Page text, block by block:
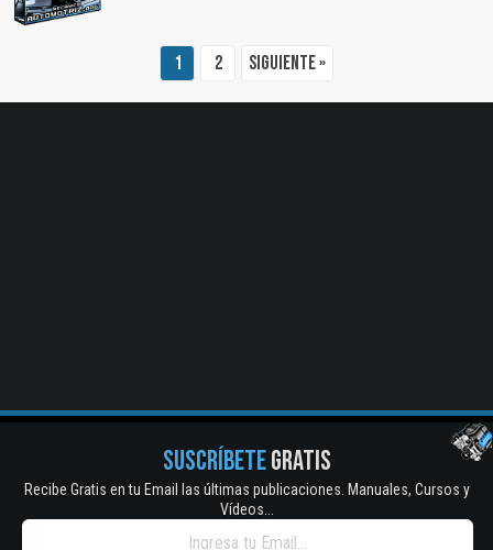
1 2 Siguiente »
SUSCRÍBETEGRATIS
Recibe Gratis en tu Email las últimas publicaciones. Manuales, Cursos y
Vídeos...